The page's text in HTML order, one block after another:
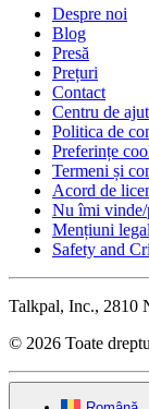
Despre noi
Blog
Presă
Prețuri
Contact
Centru de
Politica de
Preferințe
Termeni și
Acord de
Nu îmi vinde/
Mențiuni
Safety and
Talkpal, Inc., 2810
© 2026 Toate